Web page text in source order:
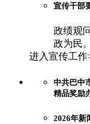
宣传干部
政绩观
政为民
进入宣传工作
中共巴中
精品奖励
2026年新